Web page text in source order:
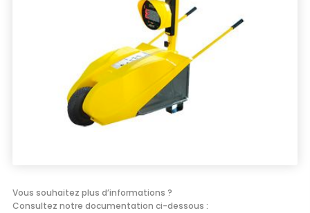
Vous souhaitez plus d’informations ?
Consultez notre documentation ci-dessous :